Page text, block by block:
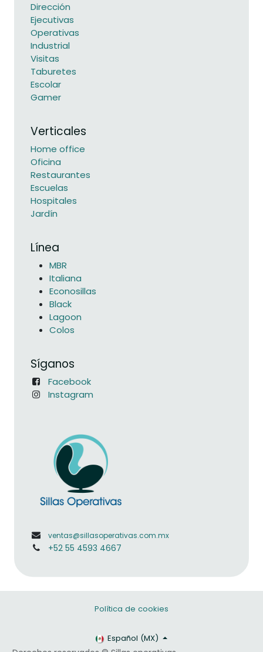
Dirección
Ejecutivas
Operativas
Industrial
Visitas
Taburetes
Escolar
Gamer
Verticales
Home office
Oficina
Restaurantes
Escuelas
Hospitales
Jardín
Línea
MBR
Italiana
Econosillas
Black
Lagoon
Colos
Síganos
Facebook
Instagram
ventas@sillasoperativas.com.mx
+52 55 4593 4667
Política de cookies
Español (MX)